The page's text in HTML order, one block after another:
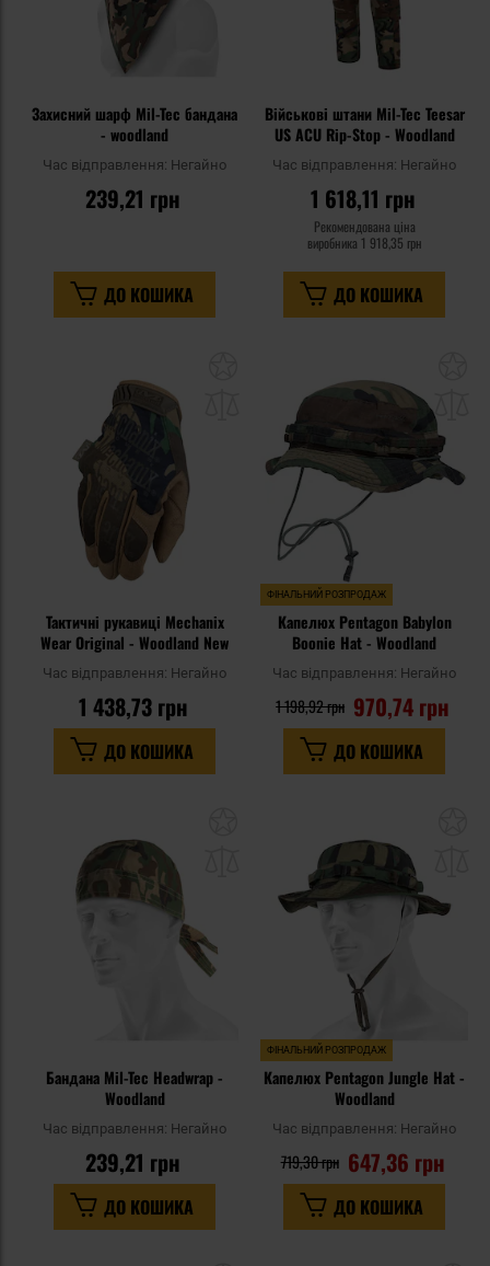
Захисний шарф Mil-Tec бандана
- woodland
Час відправлення: Негайно
239,21 грн
ДО КОШИКА
Військові штани Mil-Tec Teesar
US ACU Rip-Stop - Woodland
Час відправлення: Негайно
1 618,11 грн
Рекомендована ціна
виробника 1 918,35 грн
ДО КОШИКА
списку
уподобань
Тактичні рукавиці Mechanix
Wear Original - Woodland New
Час відправлення: Негайно
1 438,73 грн
ДО КОШИКА
ФІНАЛЬНИЙ РОЗПРОДАЖ
Капелюх Pentagon Babylon
Boonie Hat - Woodland
Час відправлення: Негайно
970,74 грн
1 198,92 грн
ДО КОШИКА
уподобань
Бандана Mil-Tec Headwrap -
Woodland
Час відправлення: Негайно
239,21 грн
ДО КОШИКА
ФІНАЛЬНИЙ РОЗПРОДАЖ
Капелюх Pentagon Jungle Hat -
Woodland
Час відправлення: Негайно
647,36 грн
719,30 грн
ДО КОШИКА